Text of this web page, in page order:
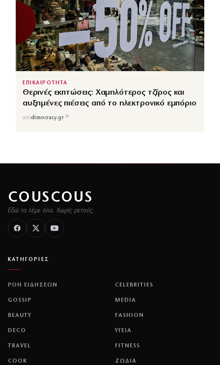
ΕΠΙΚΑΙΡΟΤΗΤΑ
Θερινές εκπτώσεις: Χαμηλότερος τζίρος και
αυξημένες πιέσεις από το ηλεκτρονικό εμπόριο
απόdimocracy.gr↗
COUSCOUS
Εδώ τα λέμε όλα. Χωρίς ρετούς.
ΚΑΤΗΓΟΡΙΕΣ
ΡΟΗ ΕΙΔΗΣΕΩΝ CELEBRITIES
GOSSIP MEDIA
BEAUTY FASHION
DECO ΥΓΕΙΑ
TRAVEL FITNESS
COOK ΖΩΔΙΑ